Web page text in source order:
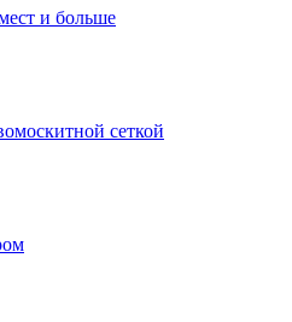
и больше
сеткой